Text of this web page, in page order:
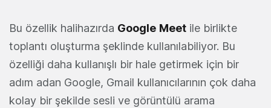
Bu özellik halihazırda Google Meet ile birlikte
toplantı oluşturma şeklinde kullanılabiliyor. Bu
özelliği daha kullanışlı bir hale getirmek için bir
adım adan Google, Gmail kullanıcılarının çok daha
kolay bir şekilde sesli ve görüntülü arama